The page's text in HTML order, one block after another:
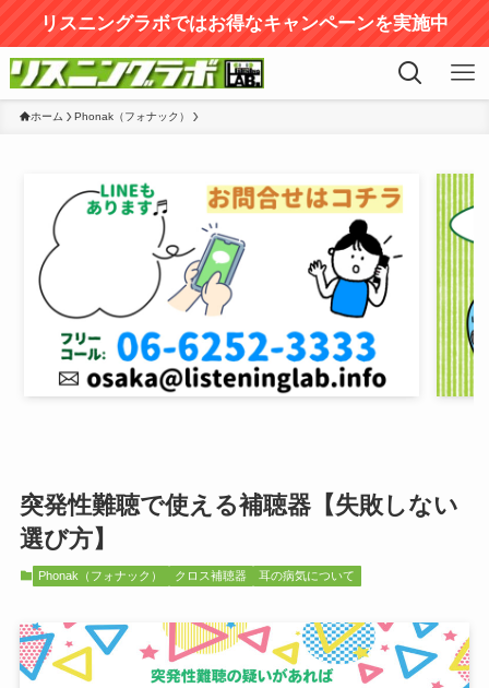
リスニングラボではお得なキャンペーンを実施中
ホーム Phonak（フォナック）
突発性難聴で使える補聴器【失敗しない
選び方】
Phonak（フォナック） クロス補聴器 耳の病気について